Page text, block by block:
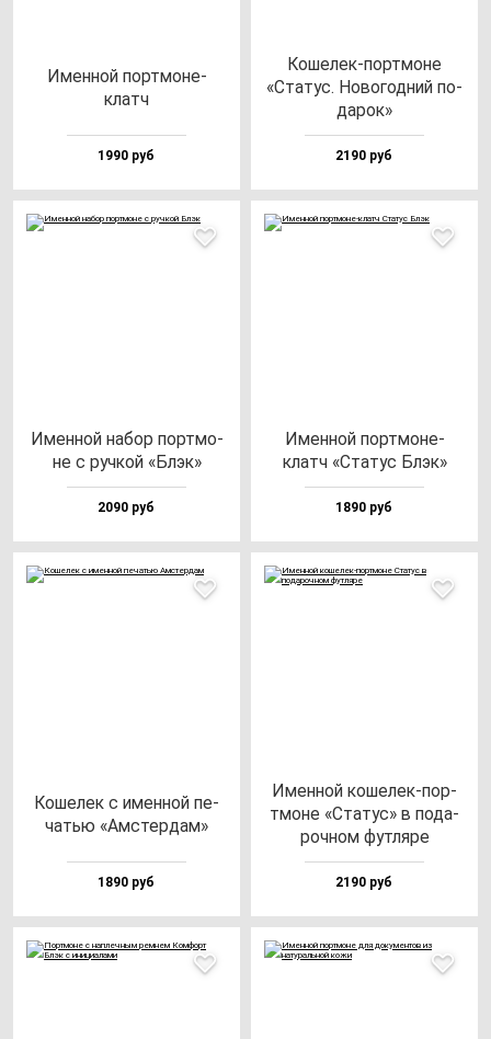
Имен­ной пор­тмо­не-
клатч
1990 руб
Коше­лек-пор­тмо­не
«Ста­тус. Ново­год­ний по­
да­рок»
2190 руб
Имен­ной на­бор пор­тмо­
не с руч­кой «Блэк»
2090 руб
Имен­ной пор­тмо­не-
клатч «Ста­тус Блэк»
1890 руб
Коше­лек с имен­ной пе­
чатью «Амстер­дам»
1890 руб
Имен­ной ко­ше­лек-пор­
тмо­не «Ста­тус» в по­да­
роч­ном фут­ля­ре
2190 руб